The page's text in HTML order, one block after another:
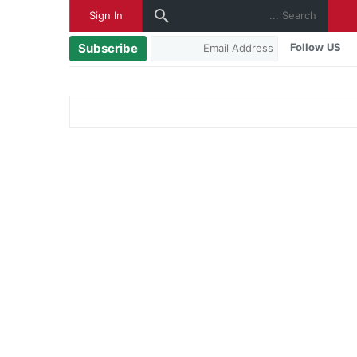
Sign In
Follow US
Subscribe